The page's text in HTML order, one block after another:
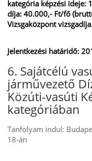
kategória képzési ideje:
díja: 40.000,- Ft/fő
Vizsgaközpont
Jelentkezési határidő:
6. Sajátcélú
járművezető
Közúti-vasúti
kategóriában
Tanfolyam indul:
18-án